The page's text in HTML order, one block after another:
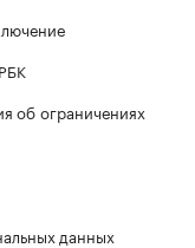
об ограничениях
данных